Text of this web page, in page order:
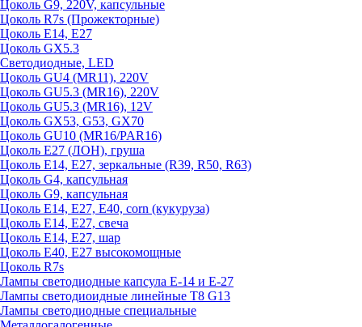
Цоколь G9, 220V, капсульные
Цоколь R7s (Прожекторные)
Цоколь E14, E27
Цоколь GX5.3
Светодиодные, LED
Цоколь GU4 (MR11), 220V
Цоколь GU5.3 (MR16), 220V
Цоколь GU5.3 (MR16), 12V
Цоколь GX53, G53, GX70
Цоколь GU10 (MR16/PAR16)
Цоколь Е27 (ЛОН), груша
Цоколь Е14, Е27, зеркальные (R39, R50, R63)
Цоколь G4, капсульная
Цоколь G9, капсульная
Цоколь Е14, Е27, Е40, corn (кукуруза)
Цоколь Е14, Е27, свеча
Цоколь Е14, Е27, шар
Цоколь Е40, Е27 высокомощные
Цоколь R7s
Лампы светодиодные капсула Е-14 и Е-27
Лампы светодиоидные линейные T8 G13
Лампы светодиодные специальные